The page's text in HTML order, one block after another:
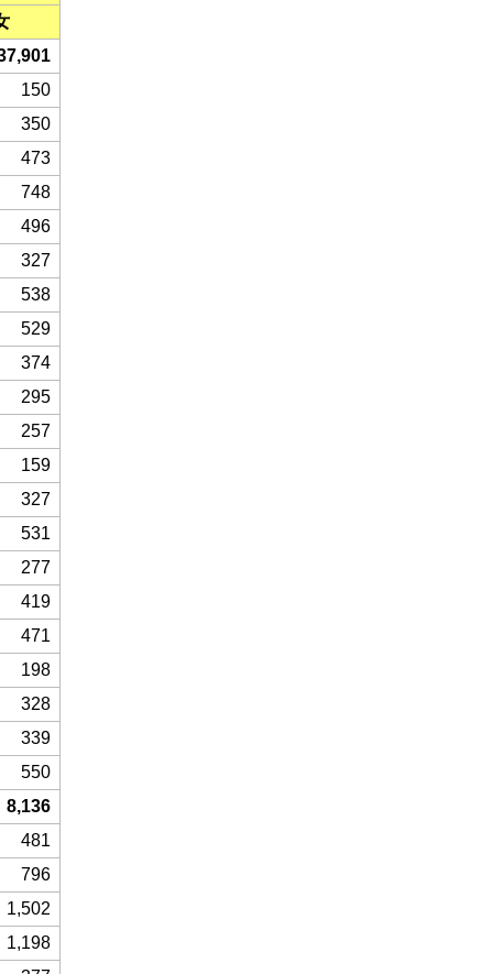
150
350
473
748
496
327
538
529
374
295
257
159
327
531
277
419
471
198
328
339
550
8,136
481
796
1,502
1,198